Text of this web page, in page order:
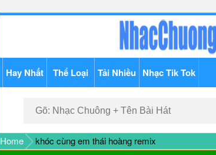
Hay Nhất Thể Loại Tải Nhiều Nhạc Tik Tok
Home khóc cùng em thái hoàng remix